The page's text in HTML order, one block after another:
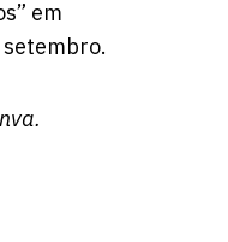
em
setembro.